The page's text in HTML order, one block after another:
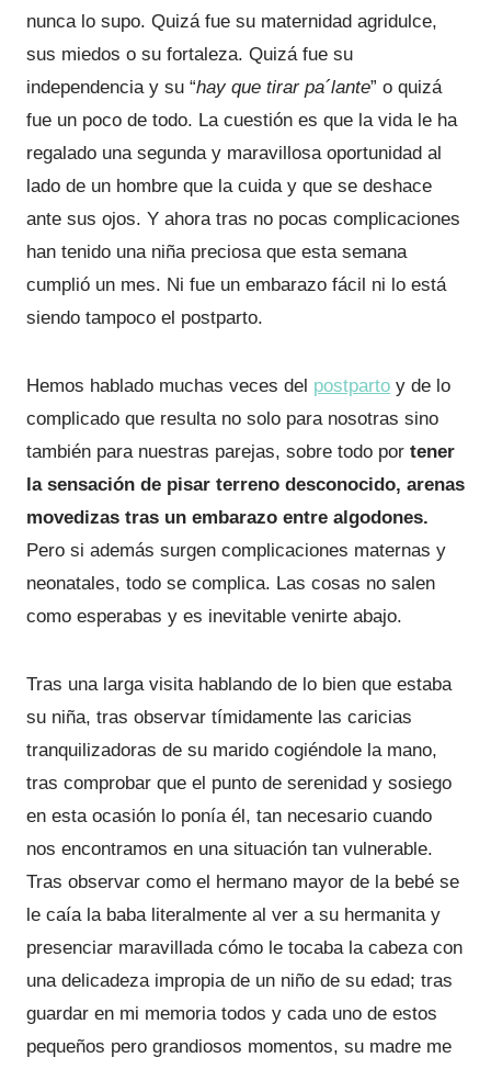
nunca lo supo. Quizá fue su maternidad agridulce,
sus miedos o su fortaleza. Quizá fue su
independencia y su “hay que tirar pa´lante” o quizá
fue un poco de todo. La cuestión es que la vida le ha
regalado una segunda y maravillosa oportunidad al
lado de un hombre que la cuida y que se deshace
ante sus ojos. Y ahora tras no pocas complicaciones
han tenido una niña preciosa que esta semana
cumplió un mes. Ni fue un embarazo fácil ni lo está
siendo tampoco el postparto.
Hemos hablado muchas veces del postparto y de lo
complicado que resulta no solo para nosotras sino
también para nuestras parejas, sobre todo por tener
la sensación de pisar terreno desconocido, arenas
movedizas tras un embarazo entre algodones.
Pero si además surgen complicaciones maternas y
neonatales, todo se complica. Las cosas no salen
como esperabas y es inevitable venirte abajo.
Tras una larga visita hablando de lo bien que estaba
su niña, tras observar tímidamente las caricias
tranquilizadoras de su marido cogiéndole la mano,
tras comprobar que el punto de serenidad y sosiego
en esta ocasión lo ponía él, tan necesario cuando
nos encontramos en una situación tan vulnerable.
Tras observar como el hermano mayor de la bebé se
le caía la baba literalmente al ver a su hermanita y
presenciar maravillada cómo le tocaba la cabeza con
una delicadeza impropia de un niño de su edad; tras
guardar en mi memoria todos y cada uno de estos
pequeños pero grandiosos momentos, su madre me